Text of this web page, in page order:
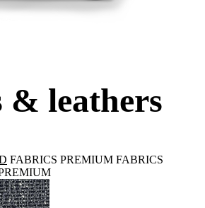
& leathers
FABRICS PREMIUM FABRICS